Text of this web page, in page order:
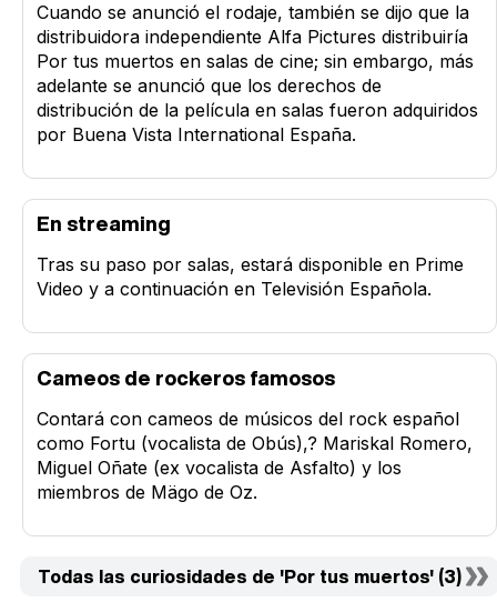
Cuando se anunció el rodaje, también se dijo que la
distribuidora independiente Alfa Pictures distribuiría
Por tus muertos en salas de cine; sin embargo, más
adelante se anunció que los derechos de
distribución de la película en salas fueron adquiridos
por Buena Vista International España.
En streaming
Tras su paso por salas, estará disponible en Prime
Video y a continuación en Televisión Española.
Cameos de rockeros famosos
Contará con cameos de músicos del rock español
como Fortu (vocalista de Obús),? Mariskal Romero,
Miguel Oñate (ex vocalista de Asfalto) y los
miembros de Mägo de Oz.
Todas las curiosidades de 'Por tus muertos' (3)